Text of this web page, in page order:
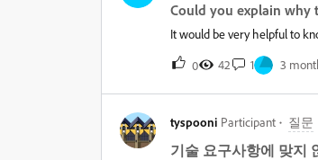
Could you explain why
It would be very helpful to
0 42 1 3
tyspooni Participant 질문
기술 요구사항에 맞지